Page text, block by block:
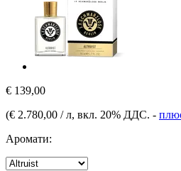
€ 139,00
(€ 2.780,00 / л, вкл. 20% ДДС. -
Аромати: